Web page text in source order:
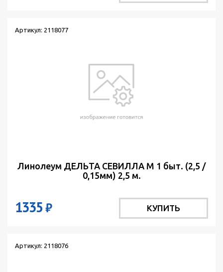
Артикул: 2118077
Линолеум ДЕЛЬТА СЕВИЛЛА М 1 быт. (2,5 /
0,15мм) 2,5 м.
1335₽ КУПИТЬ
Артикул: 2118076